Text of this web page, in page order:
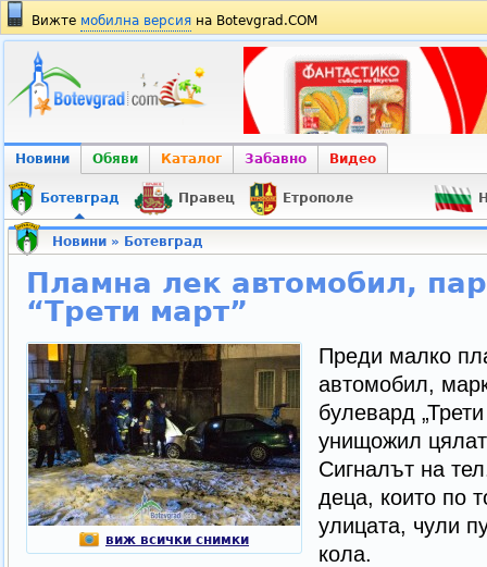
Вижте мобилна версия на Botevgrad.COM
Новини Обяви Каталог Забавно Видео
Ботевград Правец Етрополе
Новини» Ботевград
Пламна лек автомобил,
“Трети март”
виж всички снимки
Преди малко
автомобил,
булевард
унищожил
Сигналът на
деца, които по
улицата, чули
кола.